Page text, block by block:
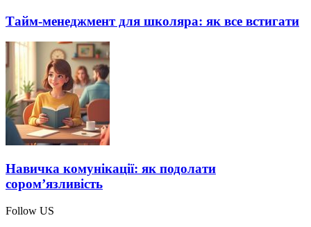
Тайм-менеджмент для школяра: як все встигати
Навичка комунікації: як подолати
сором’язливість
Follow US